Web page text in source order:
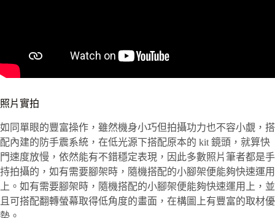
照片實拍
如同單眼的豐富操作，雖然機身小巧但拍攝功力也不容小覷，搭
配內建的防手震系統，在低光源下搭配原本的 kit 鏡頭，就算快
門速度放慢，依然能有不錯穩定表現，因此多數照片筆者都是手
持拍攝的，如有需要腳架時，隨機搭配的小腳架便能夠快速運用
上。如有需要腳架時，隨機搭配的小腳架便能夠快速運用上，並
且可搭配翻轉螢幕取得低角度的畫面，在構圖上有豐富的取材優
勢。